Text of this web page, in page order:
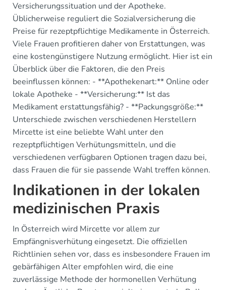
Versicherungssituation und der Apotheke.
Üblicherweise reguliert die Sozialversicherung die
Preise für rezeptpflichtige Medikamente in Österreich.
Viele Frauen profitieren daher von Erstattungen, was
eine kostengünstigere Nutzung ermöglicht. Hier ist ein
Überblick über die Faktoren, die den Preis
beeinflussen können: - **Apothekenart:** Online oder
lokale Apotheke - **Versicherung:** Ist das
Medikament erstattungsfähig? - **Packungsgröße:**
Unterschiede zwischen verschiedenen Herstellern
Mircette ist eine beliebte Wahl unter den
rezeptpflichtigen Verhütungsmitteln, und die
verschiedenen verfügbaren Optionen tragen dazu bei,
dass Frauen die für sie passende Wahl treffen können.
Indikationen in der lokalen
medizinischen Praxis
In Österreich wird Mircette vor allem zur
Empfängnisverhütung eingesetzt. Die offiziellen
Richtlinien sehen vor, dass es insbesondere Frauen im
gebärfähigen Alter empfohlen wird, die eine
zuverlässige Methode der hormonellen Verhütung